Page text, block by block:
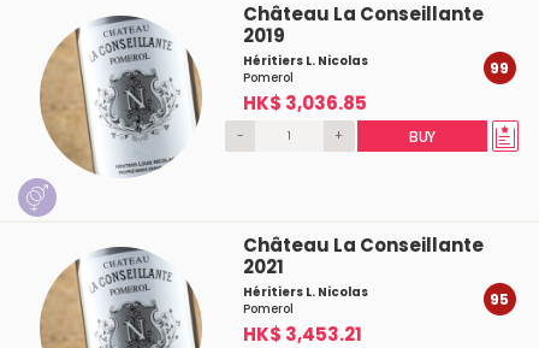
Château La Conseillante
2019
Héritiers L. Nicolas
Pomerol
HK$ 3,036.85
99
- + BUY
Château La Conseillante
2021
Héritiers L. Nicolas
Pomerol
HK$ 3,453.21
95